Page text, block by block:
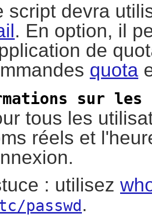
script devra
. En option, il
de
quota
sur les
tous les
réels et
: utilisez
passwd .